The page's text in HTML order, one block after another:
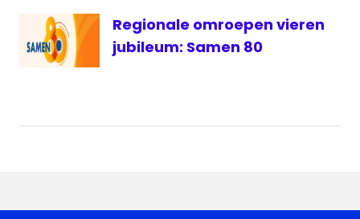
Regionale omroepen vieren
jubileum: Samen 80